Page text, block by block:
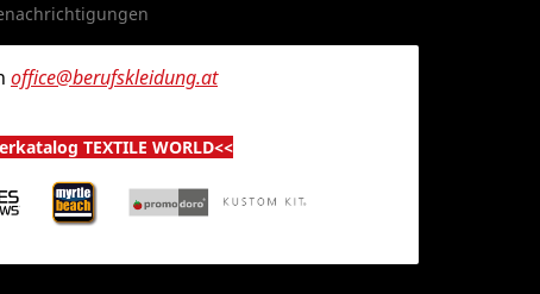
office@berufskleidung.at
TEXTILE WORLD<<